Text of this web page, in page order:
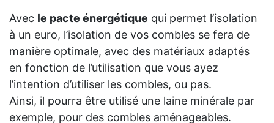
Avec le pacte énergétique qui permet l’isolation
à un euro, l’isolation de vos combles se fera de
manière optimale, avec des matériaux adaptés
en fonction de l’utilisation que vous ayez
l’intention d’utiliser les combles, ou pas.
Ainsi, il pourra être utilisé une laine minérale par
exemple, pour des combles aménageables.